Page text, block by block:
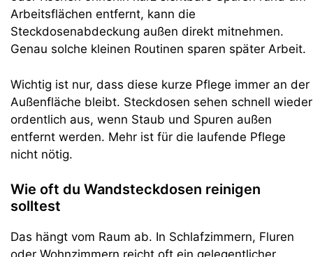
Arbeitsflächen entfernt, kann die
Steckdosenabdeckung außen direkt mitnehmen.
Genau solche kleinen Routinen sparen später Arbeit.
Wichtig ist nur, dass diese kurze Pflege immer an der
Außenfläche bleibt. Steckdosen sehen schnell wieder
ordentlich aus, wenn Staub und Spuren außen
entfernt werden. Mehr ist für die laufende Pflege
nicht nötig.
Wie oft du Wandsteckdosen reinigen
solltest
Das hängt vom Raum ab. In Schlafzimmern, Fluren
oder Wohnzimmern reicht oft ein gelegentlicher